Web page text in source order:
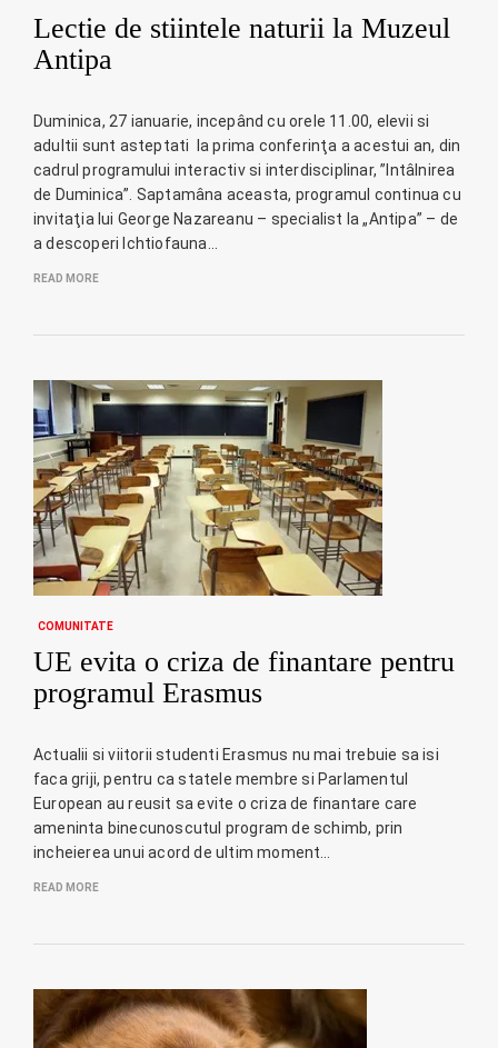
Lectie de stiintele naturii la Muzeul
Antipa
Duminica, 27 ianuarie, incepând cu orele 11.00, elevii si
adultii sunt asteptati la prima conferinţa a acestui an, din
cadrul programului interactiv si interdisciplinar, ”Intâlnirea
de Duminica”. Saptamâna aceasta, programul continua cu
invitaţia lui George Nazareanu – specialist la „Antipa” – de
a descoperi Ichtiofauna…
READ MORE
COMUNITATE
UE evita o criza de finantare pentru
programul Erasmus
Actualii si viitorii studenti Erasmus nu mai trebuie sa isi
faca griji, pentru ca statele membre si Parlamentul
European au reusit sa evite o criza de finantare care
ameninta binecunoscutul program de schimb, prin
incheierea unui acord de ultim moment…
READ MORE